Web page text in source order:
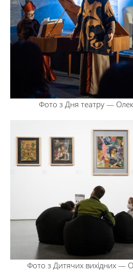
Фото з Дня театру —
Фото з Дитячих вихідних —